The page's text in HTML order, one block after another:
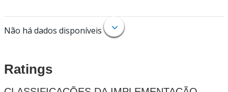
Não há dados disponíveis
Ratings